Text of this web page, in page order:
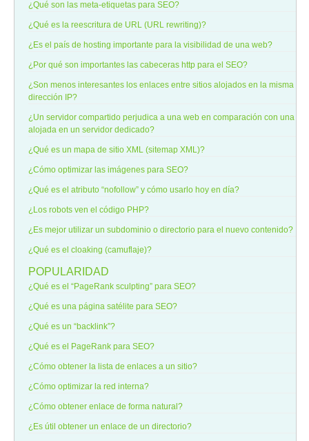
¿Qué son las meta-etiquetas para SEO?
¿Qué es la reescritura de URL (URL rewriting)?
¿Es el país de hosting importante para la visibilidad de una web?
¿Por qué son importantes las cabeceras http para el SEO?
¿Son menos interesantes los enlaces entre sitios alojados en la misma
dirección IP?
¿Un servidor compartido perjudica a una web en comparación con una
alojada en un servidor dedicado?
¿Qué es un mapa de sitio XML (sitemap XML)?
¿Cómo optimizar las imágenes para SEO?
¿Qué es el atributo “nofollow” y cómo usarlo hoy en día?
¿Los robots ven el código PHP?
¿Es mejor utilizar un subdominio o directorio para el nuevo contenido?
¿Qué es el cloaking (camuflaje)?
POPULARIDAD
¿Qué es el “PageRank sculpting” para SEO?
¿Qué es una página satélite para SEO?
¿Qué es un “backlink”?
¿Qué es el PageRank para SEO?
¿Cómo obtener la lista de enlaces a un sitio?
¿Cómo optimizar la red interna?
¿Cómo obtener enlace de forma natural?
¿Es útil obtener un enlace de un directorio?